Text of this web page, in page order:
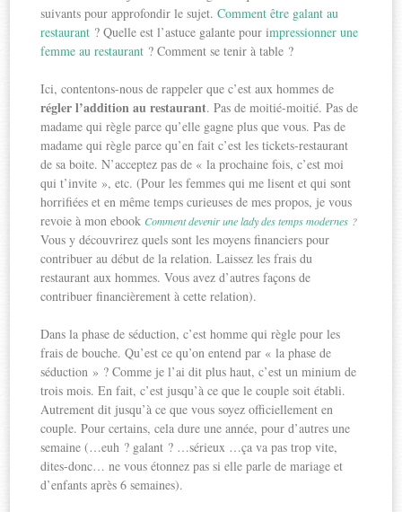
suivants pour approfondir le sujet.Comment être galant au
restaurant ? Quelle est l’astuce galante pour impressionner une
femme au restaurant ? Comment se tenir à table ?
Ici, contentons-nous de rappeler que c’est aux hommes de
régler l’addition au restaurant. Pas de moitié-moitié. Pas de
madame qui règle parce qu’elle gagne plus que vous. Pas de
madame qui règle parce qu’en fait c’est les tickets-restaurant
de sa boite. N’acceptez pas de « la prochaine fois, c’est moi
qui t’invite », etc. (Pour les femmes qui me lisent et qui sont
horrifiées et en même temps curieuses de mes propos, je vous
revoie à mon ebook Comment devenir une lady des temps modernes ?
Vous y découvrirez quels sont les moyens financiers pour
contribuer au début de la relation. Laissez les frais du
restaurant aux hommes. Vous avez d’autres façons de
contribuer financièrement à cette relation).
Dans la phase de séduction, c’est homme qui règle pour les
frais de bouche. Qu’est ce qu’on entend par « la phase de
séduction » ? Comme je l’ai dit plus haut, c’est un minium de
trois mois. En fait, c’est jusqu’à ce que le couple soit établi.
Autrement dit jusqu’à ce que vous soyez officiellement en
couple. Pour certains, cela dure une année, pour d’autres une
semaine (…euh ? galant ? …sérieux …ça va pas trop vite,
dites-donc… ne vous étonnez pas si elle parle de mariage et
d’enfants après 6 semaines).